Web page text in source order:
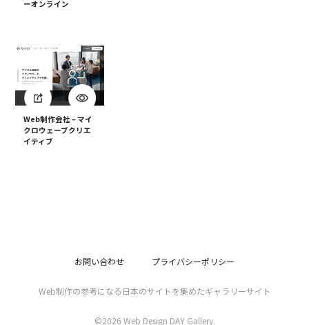
ーオンライン
Web制作会社 – マイ
クロウェーブクリエ
イティブ
お問い合わせ プライバシーポリシー
Web制作の参考になる日本のサイトを集めたギャラリーサイト
©2026 Web Design DAY Gallery.